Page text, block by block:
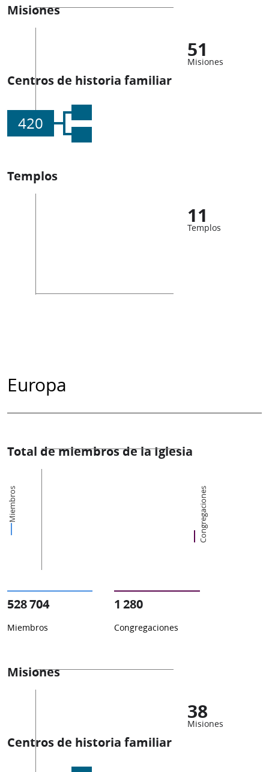
Misiones
51
Misiones
Centros de historia familiar
420
Templos
11
Templos
Europa
Total de miembros de la Iglesia
Miembros Congregaciones
528 704
Miembros
1 280
Congregaciones
Misiones
38
Misiones
Centros de historia familiar